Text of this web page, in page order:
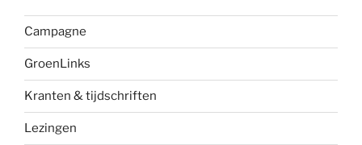
Campagne
GroenLinks
Kranten & tijdschriften
Lezingen